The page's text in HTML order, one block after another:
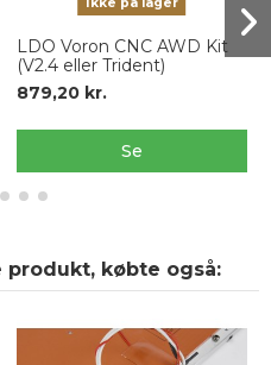
Ikke på lager
LDO Voron CNC AWD Kit
(V2.4 eller Trident)
879,20 kr.
Se
købte også: